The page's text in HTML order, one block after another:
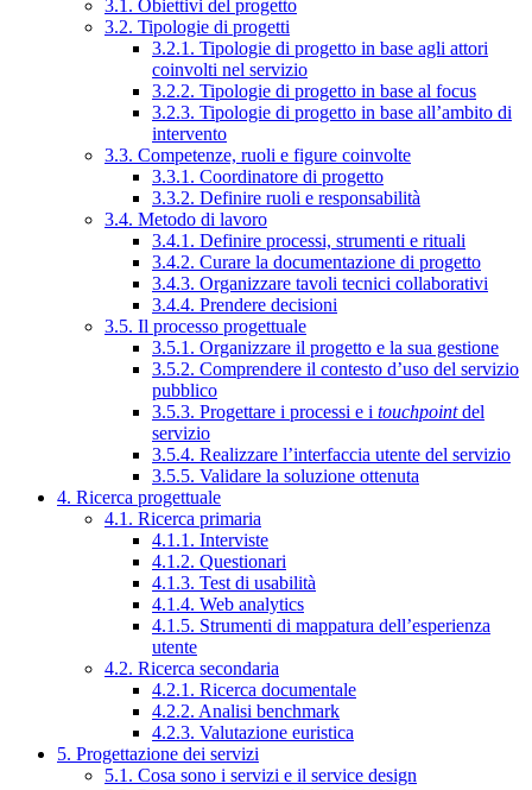
3.1. Obiettivi del progetto
3.2. Tipologie di progetti
3.2.1. Tipologie di progetto in base agli attori
coinvolti nel servizio
3.2.2. Tipologie di progetto in base al focus
3.2.3. Tipologie di progetto in base all’ambito di
intervento
3.3. Competenze, ruoli e figure coinvolte
3.3.1. Coordinatore di progetto
3.3.2. Definire ruoli e responsabilità
3.4. Metodo di lavoro
3.4.1. Definire processi, strumenti e rituali
3.4.2. Curare la documentazione di progetto
3.4.3. Organizzare tavoli tecnici collaborativi
3.4.4. Prendere decisioni
3.5. Il processo progettuale
3.5.1. Organizzare il progetto e la sua gestione
3.5.2. Comprendere il contesto d’uso del servizio
pubblico
3.5.3. Progettare i processi e i touchpointdel
servizio
3.5.4. Realizzare l’interfaccia utente del servizio
3.5.5. Validare la soluzione ottenuta
4. Ricerca progettuale
4.1. Ricerca primaria
4.1.1. Interviste
4.1.2. Questionari
4.1.3. Test di usabilità
4.1.4. Web analytics
4.1.5. Strumenti di mappatura dell’esperienza
utente
4.2. Ricerca secondaria
4.2.1. Ricerca documentale
4.2.2. Analisi benchmark
4.2.3. Valutazione euristica
5. Progettazione dei servizi
5.1. Cosa sono i servizi e il service design